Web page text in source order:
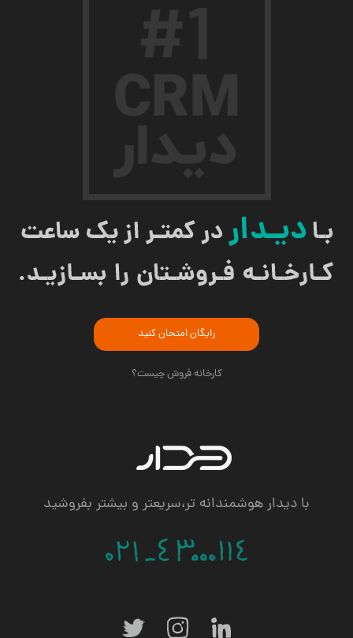
رایگان امتحان کنید
کارخانه فروش چیست؟
با دیدار هوشمندانه تر،سریعتر و بیشتر بفروشید